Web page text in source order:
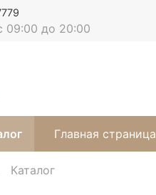
09:00 до 20:00
Главная страница
Каталог